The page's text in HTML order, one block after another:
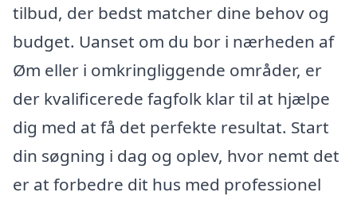
tilbud, der bedst matcher dine behov og
budget. Uanset om du bor i nærheden af
Øm eller i omkringliggende områder, er
der kvalificerede fagfolk klar til at hjælpe
dig med at få det perfekte resultat. Start
din søgning i dag og oplev, hvor nemt det
er at forbedre dit hus med professionel